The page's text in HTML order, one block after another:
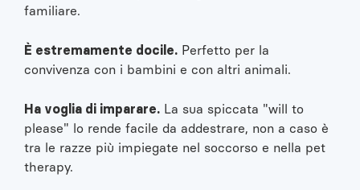
familiare.
È estremamente docile. Perfetto per la
convivenza con i bambini e con altri animali.
Ha voglia di imparare. La sua spiccata "will to
please" lo rende facile da addestrare, non a caso è
tra le razze più impiegate nel soccorso e nella pet
therapy.